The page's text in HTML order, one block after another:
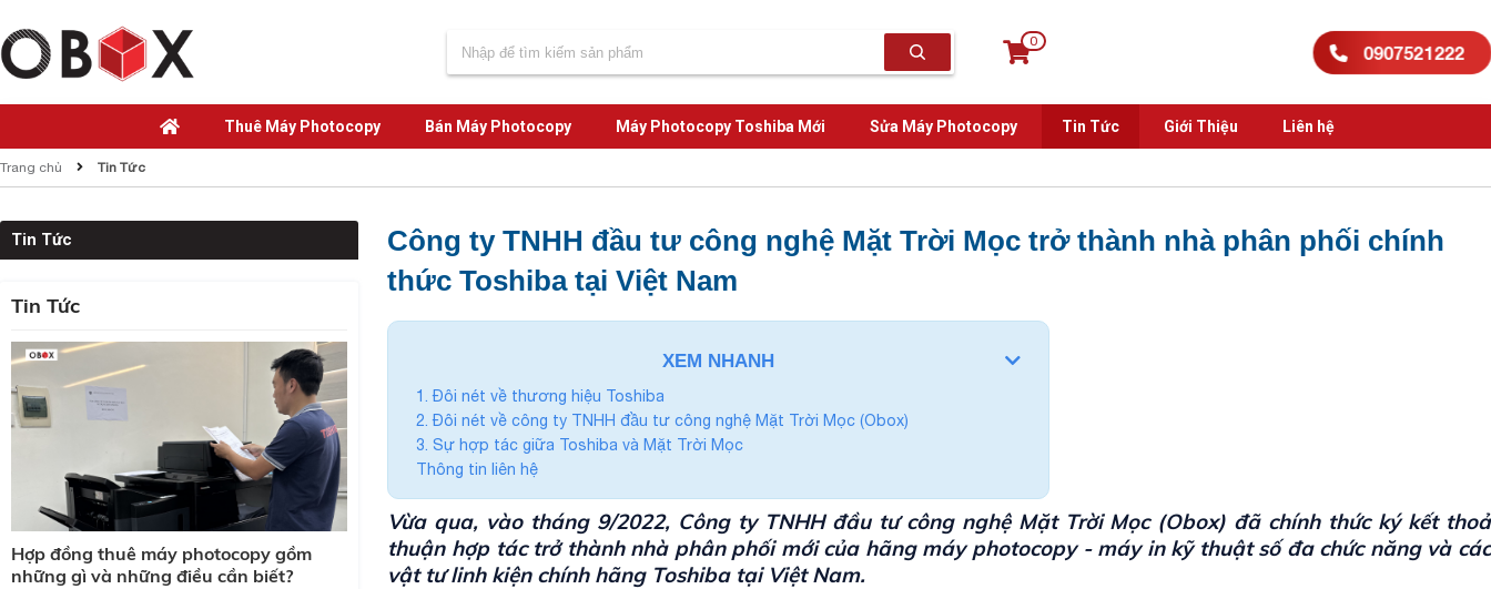
0
0907521222
Thuê Máy Photocopy Bán Máy Photocopy Máy Photocopy Toshiba Mới Sửa Máy Photocopy Tin Tức Giới Thiệu Liên hệ
Trang chủ Tin Tức
Tin Tức
Tin Tức
Hợp đồng thuê máy photocopy gồm
những gì và những điều cần biết?
Công ty TNHH đầu tư công nghệ Mặt Trời Mọc trở thành nhà phân phối chính
thức Toshiba tại Việt Nam
XEM NHANH
1. Đôi nét về thương hiệu Toshiba
2. Đôi nét về công ty TNHH đầu tư công nghệ Mặt Trời Mọc (Obox)
3. Sự hợp tác giữa Toshiba và Mặt Trời Mọc
Thông tin liên hệ
Vừa qua, vào tháng 9/2022, Công ty TNHH đầu tư công nghệ Mặt Trời Mọc (Obox) đã chính thức ký kết thoả
thuận hợp tác trở thành nhà phân phối mới của hãng máy photocopy - máy in kỹ thuật số đa chức năng và các
vật tư linh kiện chính hãng Toshiba tại Việt Nam.